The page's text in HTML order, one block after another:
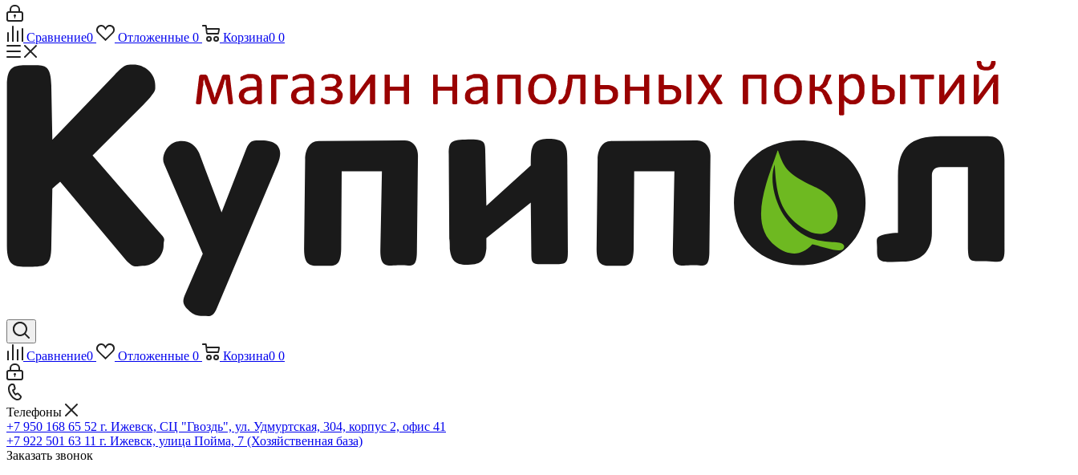
Сравнение0 Отложенные 0 Корзина0 0
Сравнение0 Отложенные 0 Корзина0 0
Телефоны
+7 950 168 65 52 г. Ижевск, СЦ "Гвоздь", ул. Удмуртская, 304, корпус 2, офис 41
+7 922 501 63 11 г. Ижевск, улица Пойма, 7 (Хозяйственная база)
Заказать звонок